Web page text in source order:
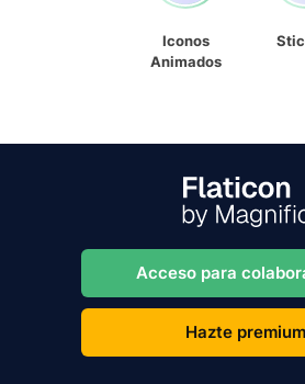
Iconos
Animados
Acceso para
Hazte premium